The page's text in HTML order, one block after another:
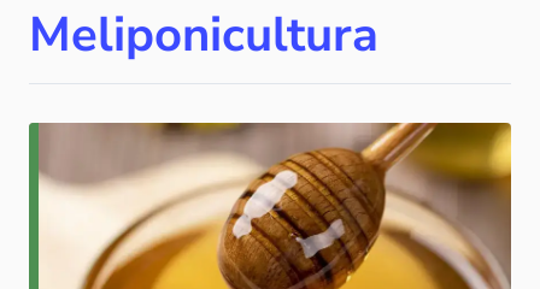
Notícias
Meliponicultura